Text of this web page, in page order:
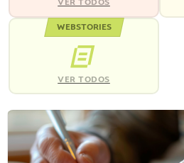
WEBSTORIES
VER TODOS